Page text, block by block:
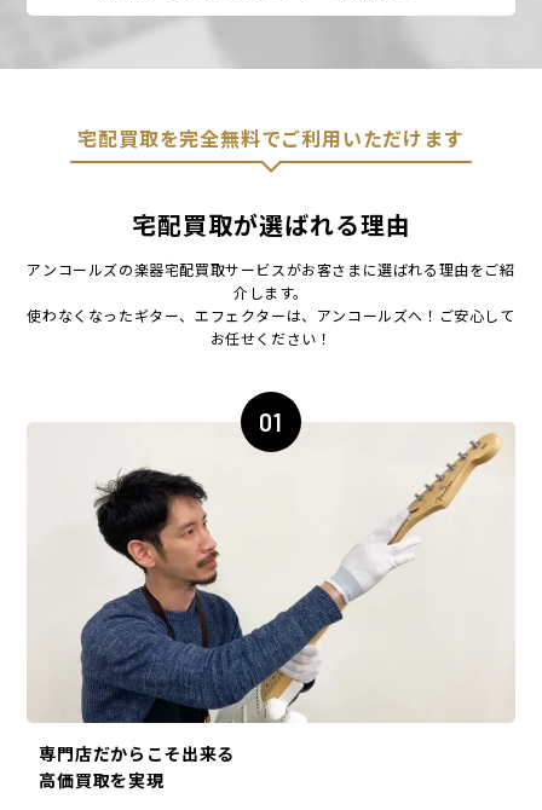
宅配買取を完全無料でご利用いただけます
宅配買取が選ばれる理由
アンコールズの楽器宅配買取サービスがお客さまに選ばれる理由をご紹
介します。
使わなくなったギター、エフェクターは、アンコールズへ！ご安心して
お任せください！
01
専門店だからこそ出来る
高価買取を実現